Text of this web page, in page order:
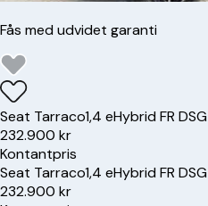
Fås med udvidet garanti
Seat Tarraco1,4 eHybrid FR DSG
232.900 kr
Kontantpris
Seat Tarraco1,4 eHybrid FR DSG
232.900 kr